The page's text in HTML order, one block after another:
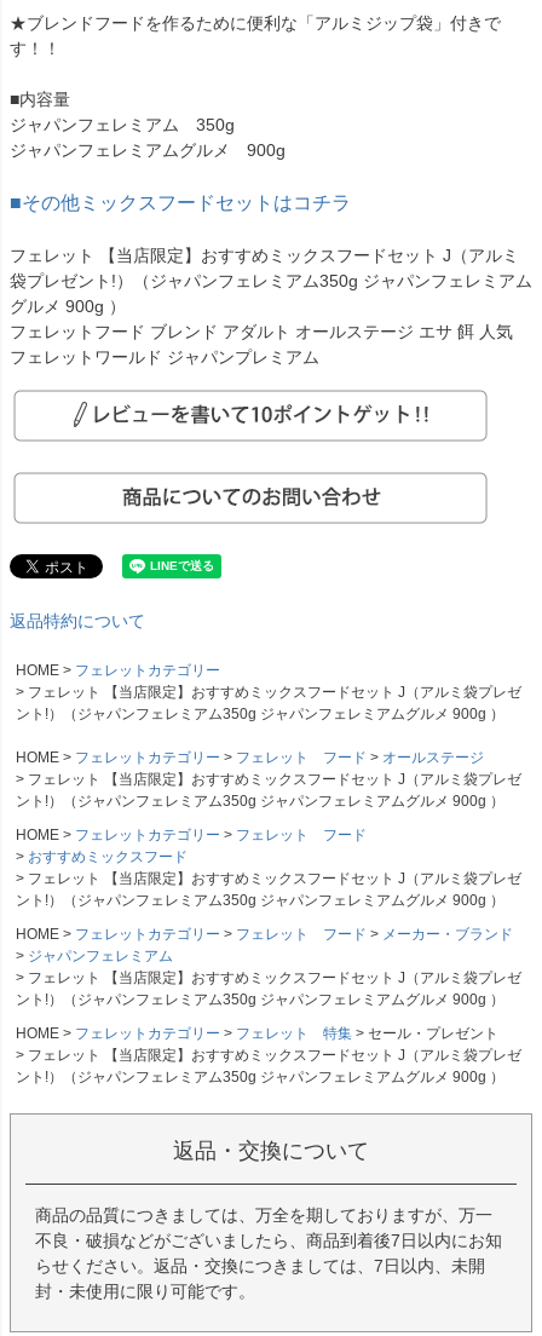
★ブレンドフードを作るために便利な「アルミジップ袋」付きで
す！！
■内容量
ジャパンフェレミアム 350g
ジャパンフェレミアムグルメ 900g
■その他ミックスフードセットはコチラ
フェレット 【当店限定】おすすめミックスフードセット J（アルミ
袋プレゼント!）（ジャパンフェレミアム350g ジャパンフェレミアム
グルメ 900g ）
フェレットフード ブレンド アダルト オールステージ エサ 餌 人気
フェレットワールド ジャパンプレミアム
返品特約について
HOME
フェレットカテゴリー
フェレット 【当店限定】おすすめミックスフードセット J（アルミ袋プレゼ
ント!）（ジャパンフェレミアム350g ジャパンフェレミアムグルメ 900g ）
HOME フェレットカテゴリー フェレット フード
オールステージ
フェレット 【当店限定】おすすめミックスフードセット J（アルミ袋プレゼ
ント!）（ジャパンフェレミアム350g ジャパンフェレミアムグルメ 900g ）
HOME
フェレットカテゴリー
フェレット フード
おすすめミックスフード
フェレット 【当店限定】おすすめミックスフードセット J（アルミ袋プレゼ
ント!）（ジャパンフェレミアム350g ジャパンフェレミアムグルメ 900g ）
HOME
フェレットカテゴリー フェレット フード
メーカー・ブランド
ジャパンフェレミアム
フェレット 【当店限定】おすすめミックスフードセット J（アルミ袋プレゼ
ント!）（ジャパンフェレミアム350g ジャパンフェレミアムグルメ 900g ）
HOME
フェレットカテゴリー フェレット 特集
セール・プレゼント
フェレット 【当店限定】おすすめミックスフードセット J（アルミ袋プレゼ
ント!）（ジャパンフェレミアム350g ジャパンフェレミアムグルメ 900g ）
返品・交換について
商品の品質につきましては、万全を期しておりますが、万一
不良・破損などがございましたら、商品到着後7日以内にお知
らせください。返品・交換につきましては、7日以内、未開
封・未使用に限り可能です。